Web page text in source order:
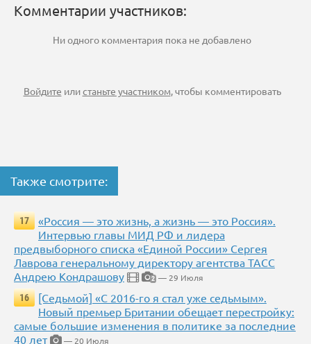
Комментарии участников:
Ни одного комментария пока не добавлено
Войдите илистаньте участником, чтобы комментировать
Также смотрите:
17
«Россия — это жизнь, а жизнь — это Россия».
Интервью главы МИД РФ и лидера
предвыборного списка «Единой России» Сергея
Лаврова генеральному директору агентства ТАСС
Андрею Кондрашову
2 — 29 Июля
16
[Седьмой] «С 2016-го я стал уже седьмым».
Новый премьер Британии обещает перестройку:
самые большие изменения в политике за последние
40 лет
— 20 Июля